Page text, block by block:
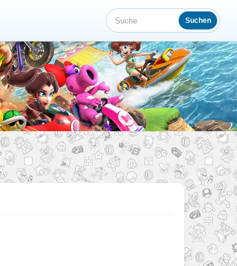
Suche Suchen